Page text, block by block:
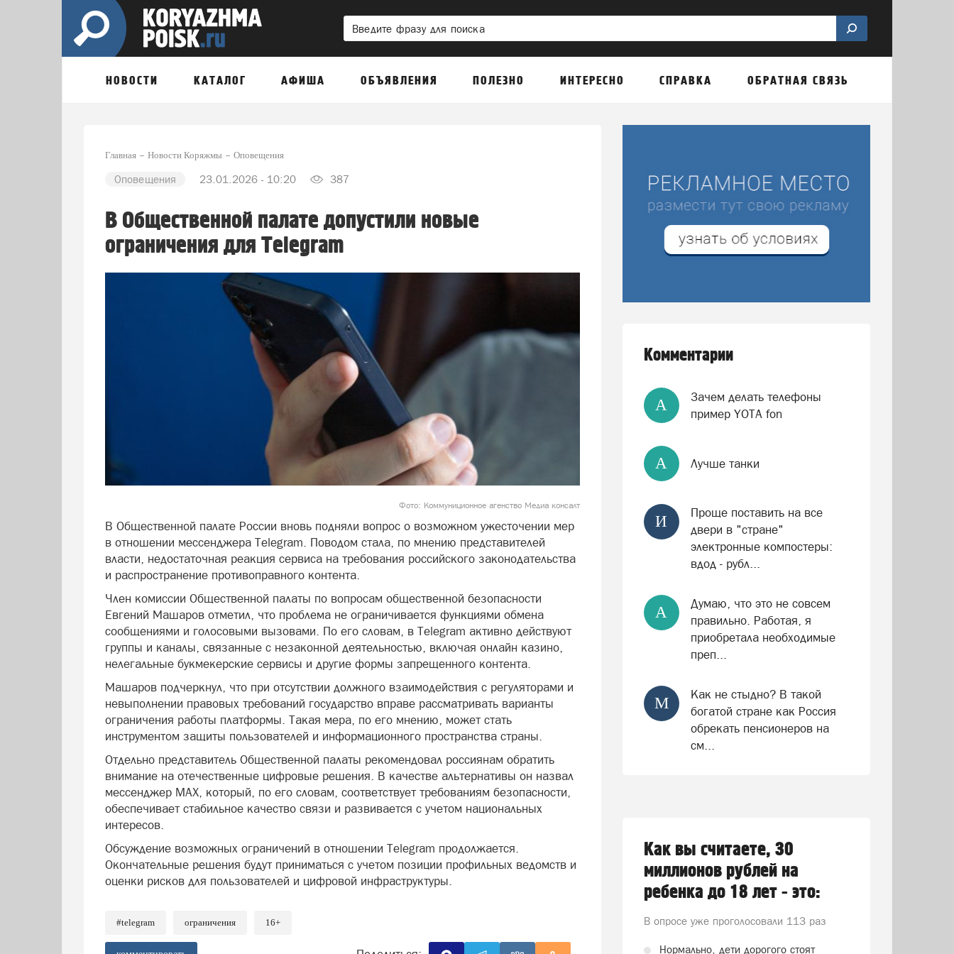
НОВОСТИ КАТАЛОГ АФИША ОБЪЯВЛЕНИЯ ПОЛЕЗНО ИНТЕРЕСНО СПРАВКА ОБРАТНАЯ СВЯЗЬ
Главная Новости Коряжмы Оповещения
Оповещения 23.01.2026 - 10:20 387
В Общественной палате допустили новые
ограничения для Telegram
Фото: Коммуниционное агенство Медиа консалт
В Общественной палате России вновь подняли вопрос о возможном ужесточении мер
в отношении мессенджера Telegram. Поводом стала, по мнению представителей
власти, недостаточная реакция сервиса на требования российского законодательства
и распространение противоправного контента.
Член комиссии Общественной палаты по вопросам общественной безопасности
Евгений Машаров отметил, что проблема не ограничивается функциями обмена
сообщениями и голосовыми вызовами. По его словам, в Telegram активно действуют
группы и каналы, связанные с незаконной деятельностью, включая онлайн казино,
нелегальные букмекерские сервисы и другие формы запрещенного контента.
Машаров подчеркнул, что при отсутствии должного взаимодействия с регуляторами и
невыполнении правовых требований государство вправе рассматривать варианты
ограничения работы платформы. Такая мера, по его мнению, может стать
инструментом защиты пользователей и информационного пространства страны.
Отдельно представитель Общественной палаты рекомендовал россиянам обратить
внимание на отечественные цифровые решения. В качестве альтернативы он назвал
мессенджер MAX, который, по его словам, соответствует требованиям безопасности,
обеспечивает стабильное качество связи и развивается с учетом национальных
интересов.
Обсуждение возможных ограничений в отношении Telegram продолжается.
Окончательные решения будут приниматься с учетом позиции профильных ведомств и
оценки рисков для пользователей и цифровой инфраструктуры.
#telegram ограничения 16+
Комментарии
А
Зачем делать телефоны
пример YOTA fon
А Лучше танки
И
Проще поставить на все
двери в "стране"
электронные компостеры:
вдод - рубл...
А
Думаю, что это не совсем
правильно. Работая, я
приобретала необходимые
преп...
М
Как не стыдно? В такой
богатой стране как Россия
обрекать пенсионеров на
см...
Как вы считаете, 30
миллионов рублей на
ребенка до 18 лет - это:
В опросе уже проголосовали 113 раз
Нормально, дети дорогого стоят